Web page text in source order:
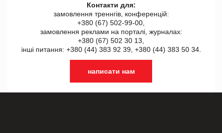
Контакти для:
замовлення треннгів, конференцій:
+380 (67) 502-99-00,
замовлення реклами на порталі, журналах:
+380 (67) 502 30 13,
інші питання: +380 (44) 383 92 39, +380 (44) 383 50 34.
написати нам